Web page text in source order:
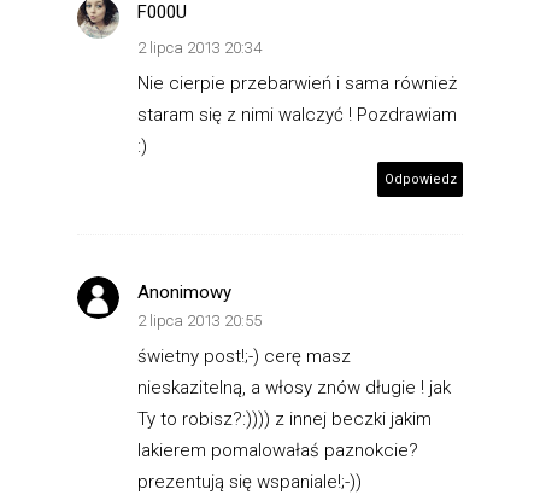
F000U
2 lipca 2013 20:34
Nie cierpie przebarwień i sama również
staram się z nimi walczyć ! Pozdrawiam
:)
Odpowiedz
Anonimowy
2 lipca 2013 20:55
świetny post!;-) cerę masz
nieskazitelną, a włosy znów długie ! jak
Ty to robisz?:)))) z innej beczki jakim
lakierem pomalowałaś paznokcie?
prezentują się wspaniale!;-))